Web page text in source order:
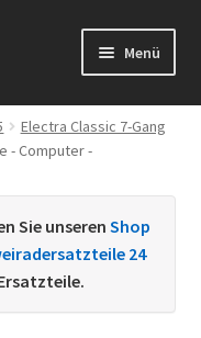
Menü
Electra Classic 7-Gang
- Computer -
Sie unseren Shop
24